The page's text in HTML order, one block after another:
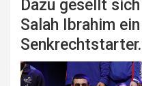
Dazu gesellt
Salah Ibrahim
Senkrechtstarter.